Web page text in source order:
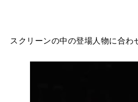
スクリーンの中の登場人物に合